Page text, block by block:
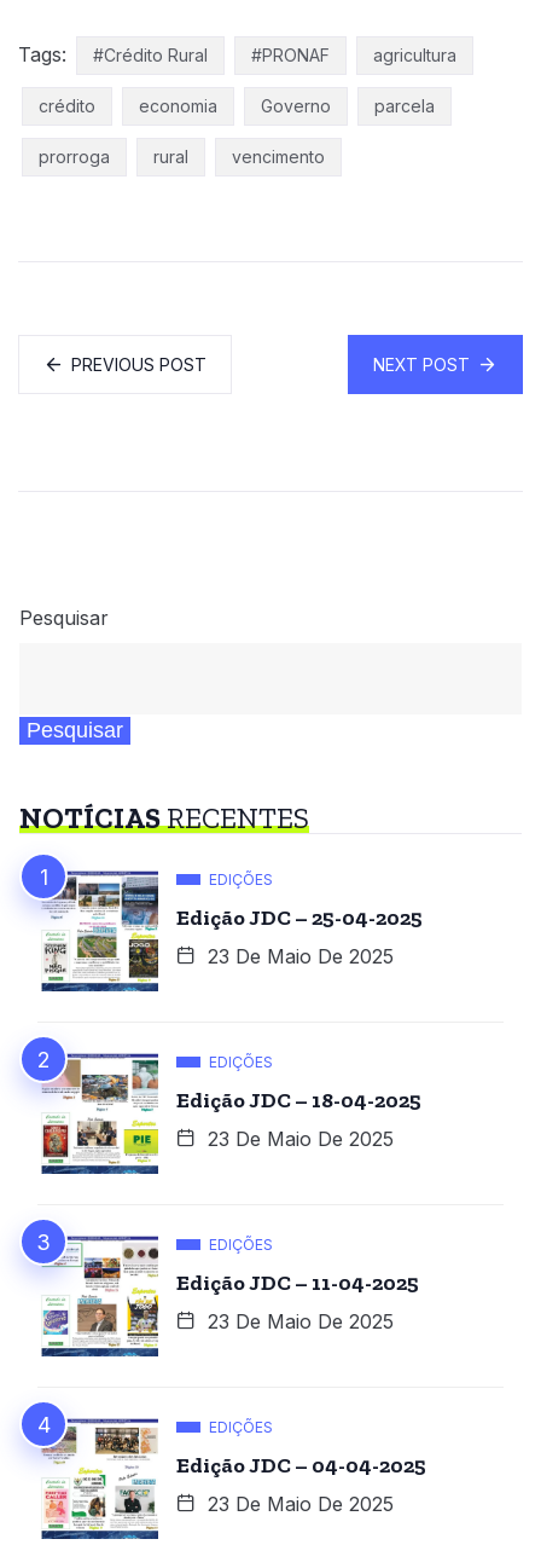
Tags: #Crédito Rural #PRONAF agricultura
crédito economia Governo parcela
prorroga rural vencimento
PREVIOUS POST NEXT POST
Pesquisar
Pesquisar
NOTÍCIASRECENTES
EDIÇÕES
Edição JDC – 25-04-2025
23 De Maio De 2025
EDIÇÕES
Edição JDC – 18-04-2025
23 De Maio De 2025
EDIÇÕES
Edição JDC – 11-04-2025
23 De Maio De 2025
EDIÇÕES
Edição JDC – 04-04-2025
23 De Maio De 2025